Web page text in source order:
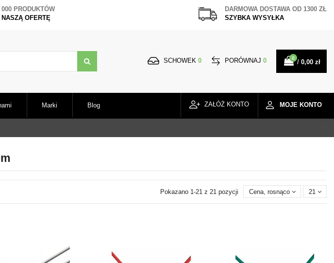
PRODUKTÓW
OFERTĘ
DARMOWA DOSTAWA OD 1300 ZŁ
SZYBKA WYSYŁKA
SCHOWEK 0 PORÓWNAJ 0 0
/ 0,00 zł
Marki Blog MOJE KONTO
ZAŁÓŻ KONTO
Pokazano 1-21 z 21 pozycji Cena, rosnąco 21